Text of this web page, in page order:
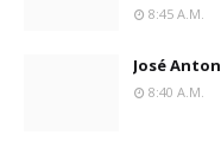
8:45 A.m.
José
8:40 A.m.